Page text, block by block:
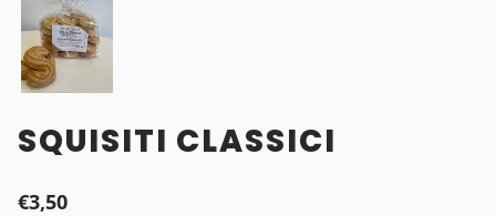
SQUISITI CLASSICI
€3,50